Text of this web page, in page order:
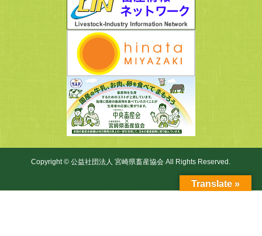
Copyright ©公益社団法人 宮崎県畜産協会 All Rights Reserved.
Translate »